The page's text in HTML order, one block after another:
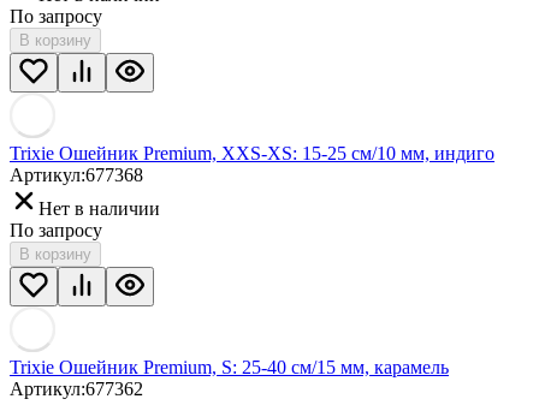
По запросу
В корзину
Trixie Ошейник Premium, XXS-XS: 15-25 см/10 мм, индиго
Артикул:677368
Нет в наличии
По запросу
В корзину
Trixie Ошейник Premium, S: 25-40 см/15 мм, карамель
Артикул:677362